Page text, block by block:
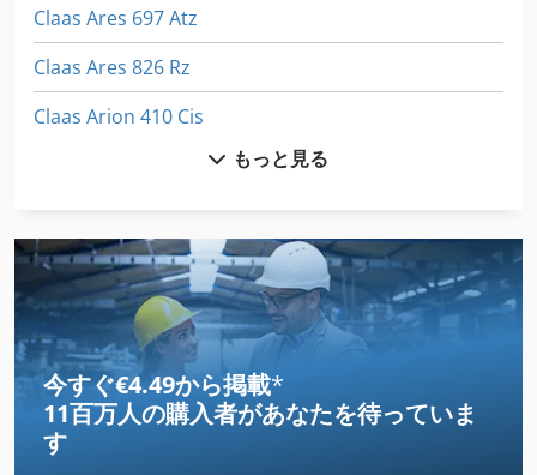
Claas Ares 697 Atz
Claas Ares 826 Rz
Claas Arion 410 Cis
Claas Arion 530 Cis
Claas Arion 540
Claas Arion 540 Cebis
Claas Arion 550 Cebis
Claas Arion 550 Cmatic
もっと見る
今すぐ€4.49から掲載*
11百万人の購入者があなたを待っていま
す